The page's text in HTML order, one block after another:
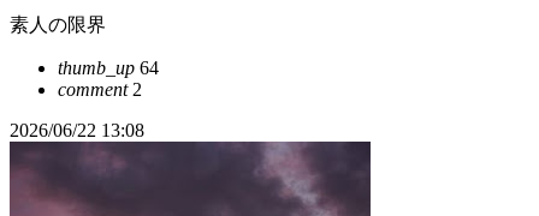
素人の限界
thumb_up 64
comment2
2026/06/22 13:08